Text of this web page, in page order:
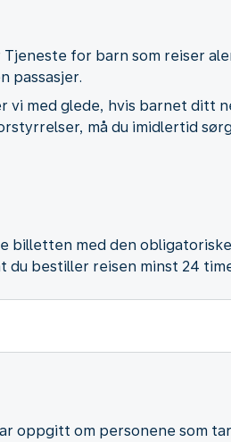
Tjeneste for barn som reiser
passasjer.
med glede, hvis barnet ditt
må du imidlertid
billetten med den
du bestiller reisen minst 24
oppgitt om personene som